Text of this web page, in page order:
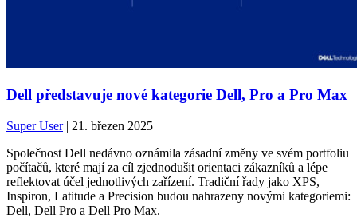
Dell představuje nové kategorie Dell, Pro a Pro Max
Super User| 21. březen 2025
Společnost Dell nedávno oznámila zásadní změny ve svém portfoliu
počítačů, které mají za cíl zjednodušit orientaci zákazníků a lépe
reflektovat účel jednotlivých zařízení. Tradiční řady jako XPS,
Inspiron, Latitude a Precision budou nahrazeny novými kategoriemi:
Dell, Dell Pro a Dell Pro Max.